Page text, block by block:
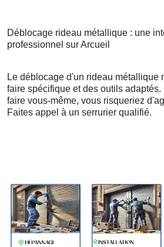
Déblocage rideau métallique : une
professionnel sur Arcueil
Le déblocage d'un rideau métallique
faire spécifique et des outils
faire vous-même, vous risqueriez
Faites appel à un serrurier qualifié.